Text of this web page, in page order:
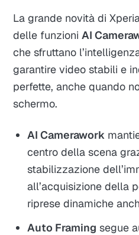
La grande novità di
delle funzioniAI
che sfruttano
garantire video stabili e
perfette, anche quando
schermo.
AI Camerawork
centro della scena
stabilizzazione
all’acquisizione della
riprese dinamiche
Auto Framing segue